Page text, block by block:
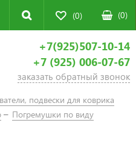
(0) (0)
+7(925)507-10-14
+7 (925) 006-07-67
заказать обратный звонок
подвески для коврика
Погремушки по виду